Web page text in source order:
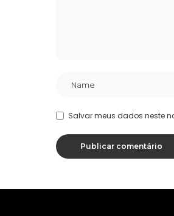
Salvar meus dados neste